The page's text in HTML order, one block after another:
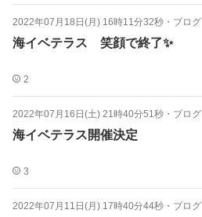
2022年07月18日(月) 16時11分32秒 ・ ブログ
海イベテラス 笑顔で終了✨
2
2022年07月16日(土) 21時40分51秒 ・ ブログ
海イベテラス開催決定
3
2022年07月11日(月) 17時40分44秒 ・ ブログ